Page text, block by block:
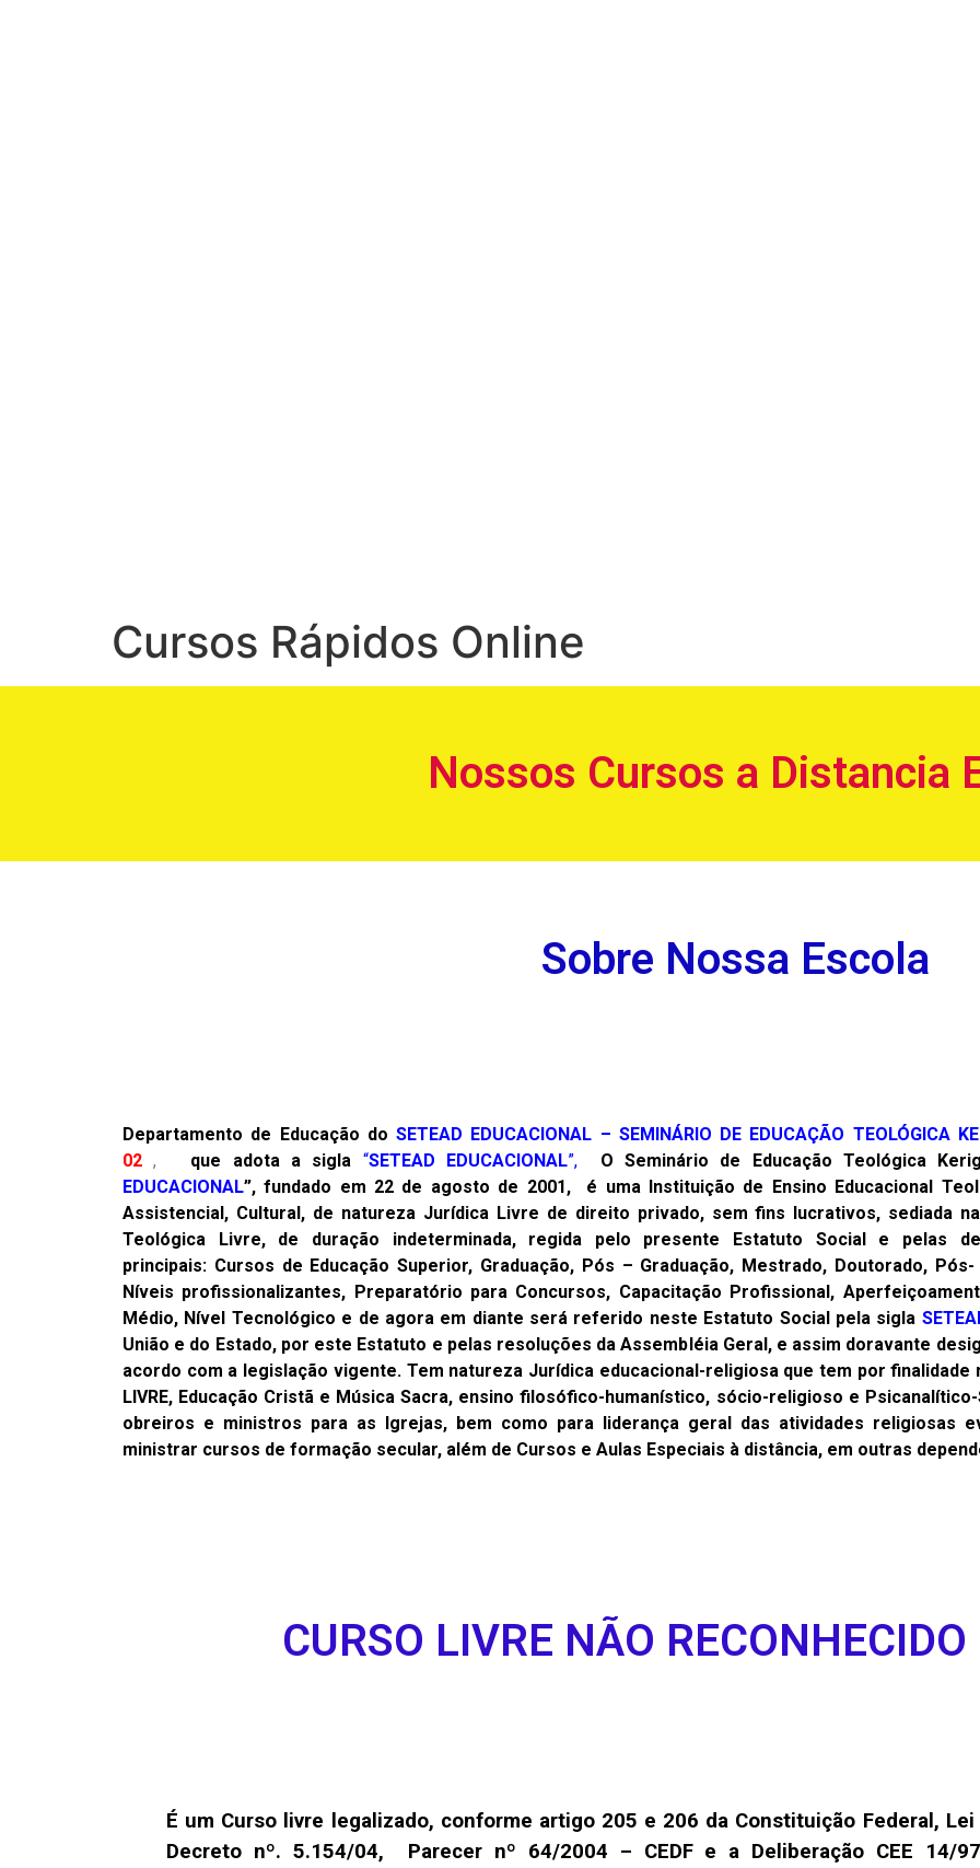
Cursos Rápidos Online
Nossos Cursos a Distancia
Sobre Nossa Escola
Departamento de Educação do SETEAD EDUCACIONAL – SEMINÁRIO DE EDUCAÇÃO TEOLÓGICA
02 , que adota a sigla “SETEAD EDUCACIONAL”,
O Seminário de Educação Teológica
EDUCACIONAL”, fundado em 22 de agosto de 2001, é uma Instituição de Ensino Educacional
Assistencial, Cultural, de natureza Jurídica Livre de direito privado, sem fins lucrativos, sediada
Teológica Livre, de duração indeterminada, regida pelo presente Estatuto Social e pelas
principais: Cursos de Educação Superior, Graduação, Pós – Graduação, Mestrado, Doutorado,
Níveis profissionalizantes, Preparatório para Concursos, Capacitação Profissional,
Médio, Nível Tecnológico e de agora em diante será referido neste Estatuto Social pela sigla
União e do Estado, por este Estatuto e pelas resoluções da Assembléia Geral, e assim doravante
acordo com a legislação vigente. Tem natureza Jurídica educacional-religiosa que tem por finalidade
LIVRE, Educação Cristã e Música Sacra, ensino filosófico-humanístico, sócio-religioso e
obreiros e ministros para as Igrejas, bem como para liderança geral das atividades religiosas
ministrar cursos de formação secular, além de Cursos e Aulas Especiais à distância, em outras
CURSO LIVRE NÃO
É um Curso livre legalizado, conforme artigo 205 e 206 da Constituição Federal,
Decreto nº. 5.154/04, Parecer nº 64/2004 – CEDF e a Deliberação CEE 14/